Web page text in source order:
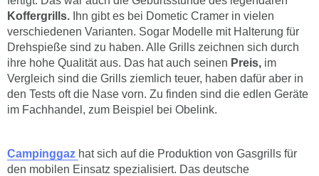
Koffergrills. Ihn gibt es bei Dometic Cramer in vielen
verschiedenen Varianten. Sogar Modelle mit Halterung für
Drehspieße sind zu haben. Alle Grills zeichnen sich durch
ihre hohe Qualität aus. Das hat auch seinen Preis, im
Vergleich sind die Grills ziemlich teuer, haben dafür aber in
den Tests oft die Nase vorn. Zu finden sind die edlen Geräte
im Fachhandel, zum Beispiel bei Obelink.
Campinggaz hat sich auf die Produktion von Gasgrills für
den mobilen Einsatz spezialisiert. Das deutsche